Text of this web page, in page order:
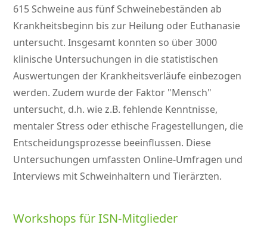
615 Schweine aus fünf Schweinebeständen ab
Krankheitsbeginn bis zur Heilung oder Euthanasie
untersucht. Insgesamt konnten so über 3000
klinische Untersuchungen in die statistischen
Auswertungen der Krankheitsverläufe einbezogen
werden. Zudem wurde der Faktor Mensch
untersucht, d.h. wie z.B. fehlende Kenntnisse,
mentaler Stress oder ethische Fragestellungen, die
Entscheidungsprozesse beeinflussen. Diese
Untersuchungen umfassten Online-Umfragen und
Interviews mit Schweinhaltern und Tierärzten.
Workshops für ISN-Mitglieder